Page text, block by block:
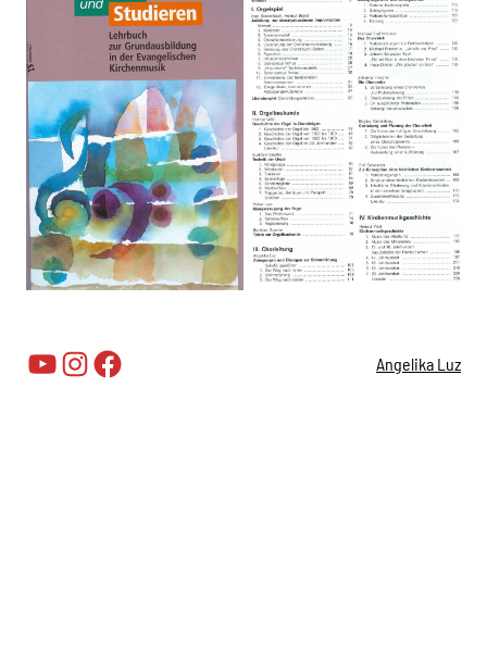
YouTube
Instagram
Facebook Angelika Luz